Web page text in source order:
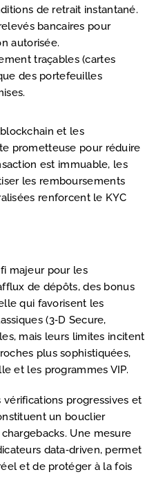
de retrait instantané.
bancaires pour
autorisée.
traçables (cartes
des portefeuilles
et les
prometteuse pour réduire
est immuable, les
les remboursements
renforcent le KYC
majeur pour les
de dépôts, des bonus
qui favorisent les
(3‑D Secure,
mais leurs limites incitent
plus sophistiquées,
et les programmes VIP.
vérifications progressives et
un bouclier
Une mesure
data‑driven, permet
et de protéger à la fois